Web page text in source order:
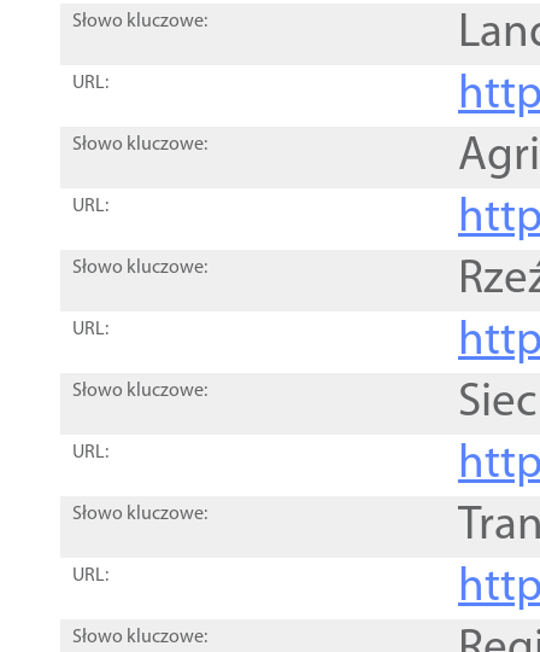
Słowo kluczowe:
URL:
Słowo kluczowe:
URL:
Słowo kluczowe:
URL:
Słowo kluczowe:
URL:
Słowo kluczowe:
URL:
Słowo kluczowe: